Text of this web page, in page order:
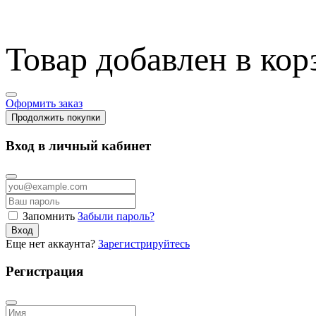
Товар добавлен в
Оформить заказ
Продолжить покупки
Вход в личный кабинет
Запомнить Забыли пароль?
Вход
Еще нет аккаунта? Зарегистрируйтесь
Регистрация